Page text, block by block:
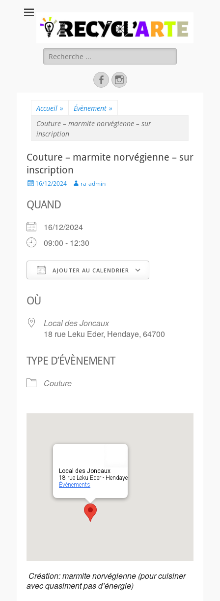
Recycl'Arte, faire
soi-même et
réduire les
déchets
Rechercher :
FacebookInstagram
Accueil » Évènement »
Couture – marmite norvégienne – sur
inscription
Couture – marmite norvégienne – sur
inscription
Posted16/12/2024 Authorra-admin
QUAND
16/12/2024
09:00 - 12:30
AJOUTER AU CALENDRIER
OÙ
Local des Joncaux
18 rue Leku Eder, Hendaye, 64700
TYPE D’ÉVÈNEMENT
Couture
Local des Joncaux
18 rue Leku Eder - Hendaye
Évènements
Création: marmite norvégienne (pour cuisiner
avec quasiment pas d’énergie)